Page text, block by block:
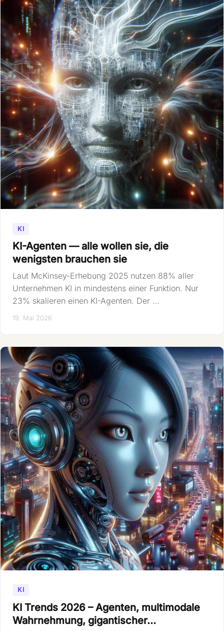
KI
KI-Agenten — alle wollen sie, die
wenigsten brauchen sie
Laut McKinsey-Erhebung 2025 nutzen 88% aller
Unternehmen KI in mindestens einer Funktion. Nur
23% skalieren einen KI-Agenten. Der …
19. Mai 2026
KI
KI Trends 2026 – Agenten, multimodale
Wahrnehmung, gigantischer…